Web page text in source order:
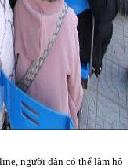
người dân có thể làm hộ